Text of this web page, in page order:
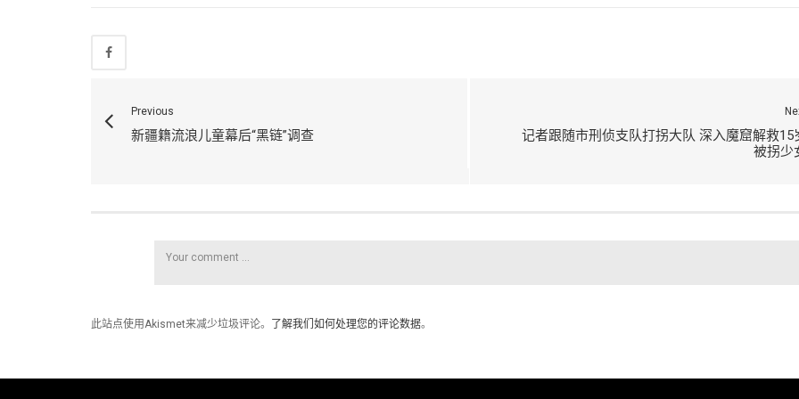
Previous
新疆籍流浪儿童幕后“黑链”调查
记者跟随市刑侦支队打拐大队 深入魔窟解救15
被拐少
此站点使用Akismet来减少垃圾评论。 了解我们如何处理您的评论数据。